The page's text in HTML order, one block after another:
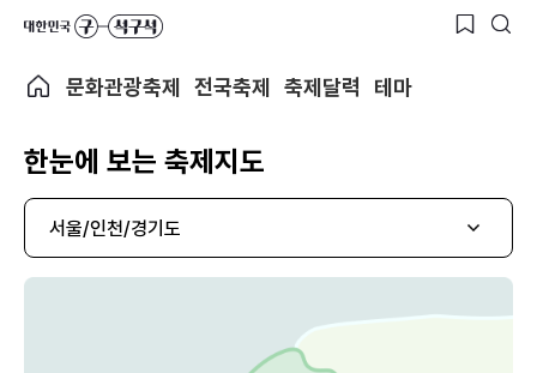
문화관광축제 전국축제 축제달력 테마
한눈에 보는 축제지도
서울/인천/경기도